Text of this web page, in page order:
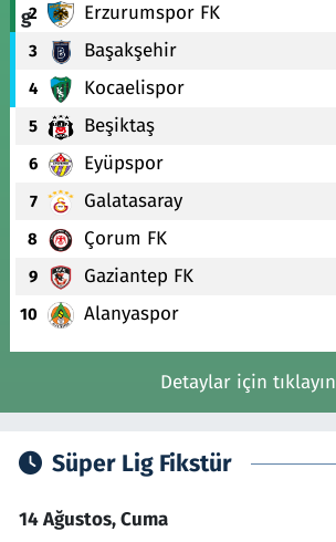
2 Erzurumspor FK
3 Başakşehir
4 Kocaelispor
5 Beşiktaş
6 Eyüpspor
7 Galatasaray
8 Çorum FK
9 Gaziantep FK
10 Alanyaspor
Detaylar için tıklayın
Süper Lig Fikstür
14 Ağustos, Cuma